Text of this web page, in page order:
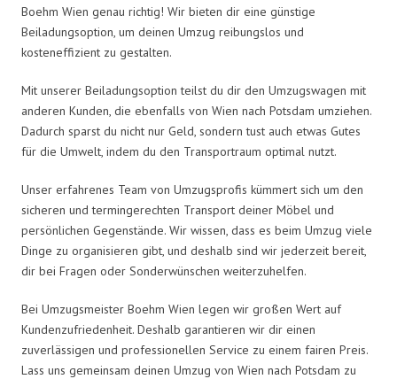
Boehm Wien genau richtig! Wir bieten dir eine günstige
Beiladungsoption, um deinen Umzug reibungslos und
kosteneffizient zu gestalten.
Mit unserer Beiladungsoption teilst du dir den Umzugswagen mit
anderen Kunden, die ebenfalls von Wien nach Potsdam umziehen.
Dadurch sparst du nicht nur Geld, sondern tust auch etwas Gutes
für die Umwelt, indem du den Transportraum optimal nutzt.
Unser erfahrenes Team von Umzugsprofis kümmert sich um den
sicheren und termingerechten Transport deiner Möbel und
persönlichen Gegenstände. Wir wissen, dass es beim Umzug viele
Dinge zu organisieren gibt, und deshalb sind wir jederzeit bereit,
dir bei Fragen oder Sonderwünschen weiterzuhelfen.
Bei Umzugsmeister Boehm Wien legen wir großen Wert auf
Kundenzufriedenheit. Deshalb garantieren wir dir einen
zuverlässigen und professionellen Service zu einem fairen Preis.
Lass uns gemeinsam deinen Umzug von Wien nach Potsdam zu